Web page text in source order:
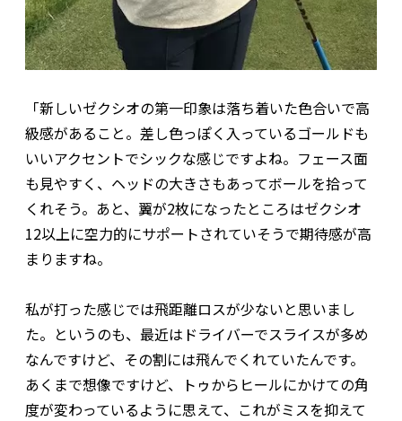
「新しいゼクシオの第一印象は落ち着いた色合いで高
級感があること。差し色っぽく入っているゴールドも
いいアクセントでシックな感じですよね。フェース面
も見やすく、ヘッドの大きさもあってボールを拾って
くれそう。あと、翼が2枚になったところはゼクシオ
12以上に空力的にサポートされていそうで期待感が高
まりますね。
私が打った感じでは飛距離ロスが少ないと思いまし
た。というのも、最近はドライバーでスライスが多め
なんですけど、その割には飛んでくれていたんです。
あくまで想像ですけど、トゥからヒールにかけての角
度が変わっているように思えて、これがミスを抑えて